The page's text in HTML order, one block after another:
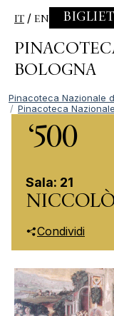
Skip to content
IT EN
BOLOGNA
Pinacoteca Nazionale
Pinacoteca
‘500
Sala: 21
Condividi